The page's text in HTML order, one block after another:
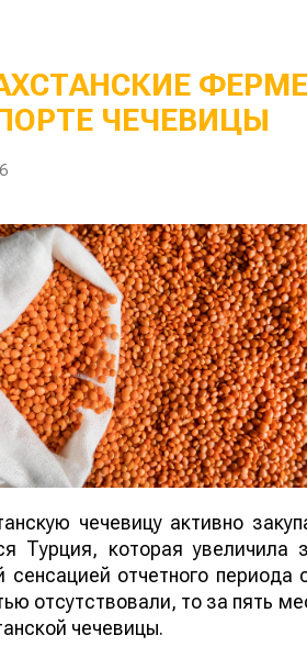
ЧЕЧЕВИЦЫ
чечевицу активно
Турция, которая
сенсацией отчетного
отсутствовали, то за пять
чечевицы.